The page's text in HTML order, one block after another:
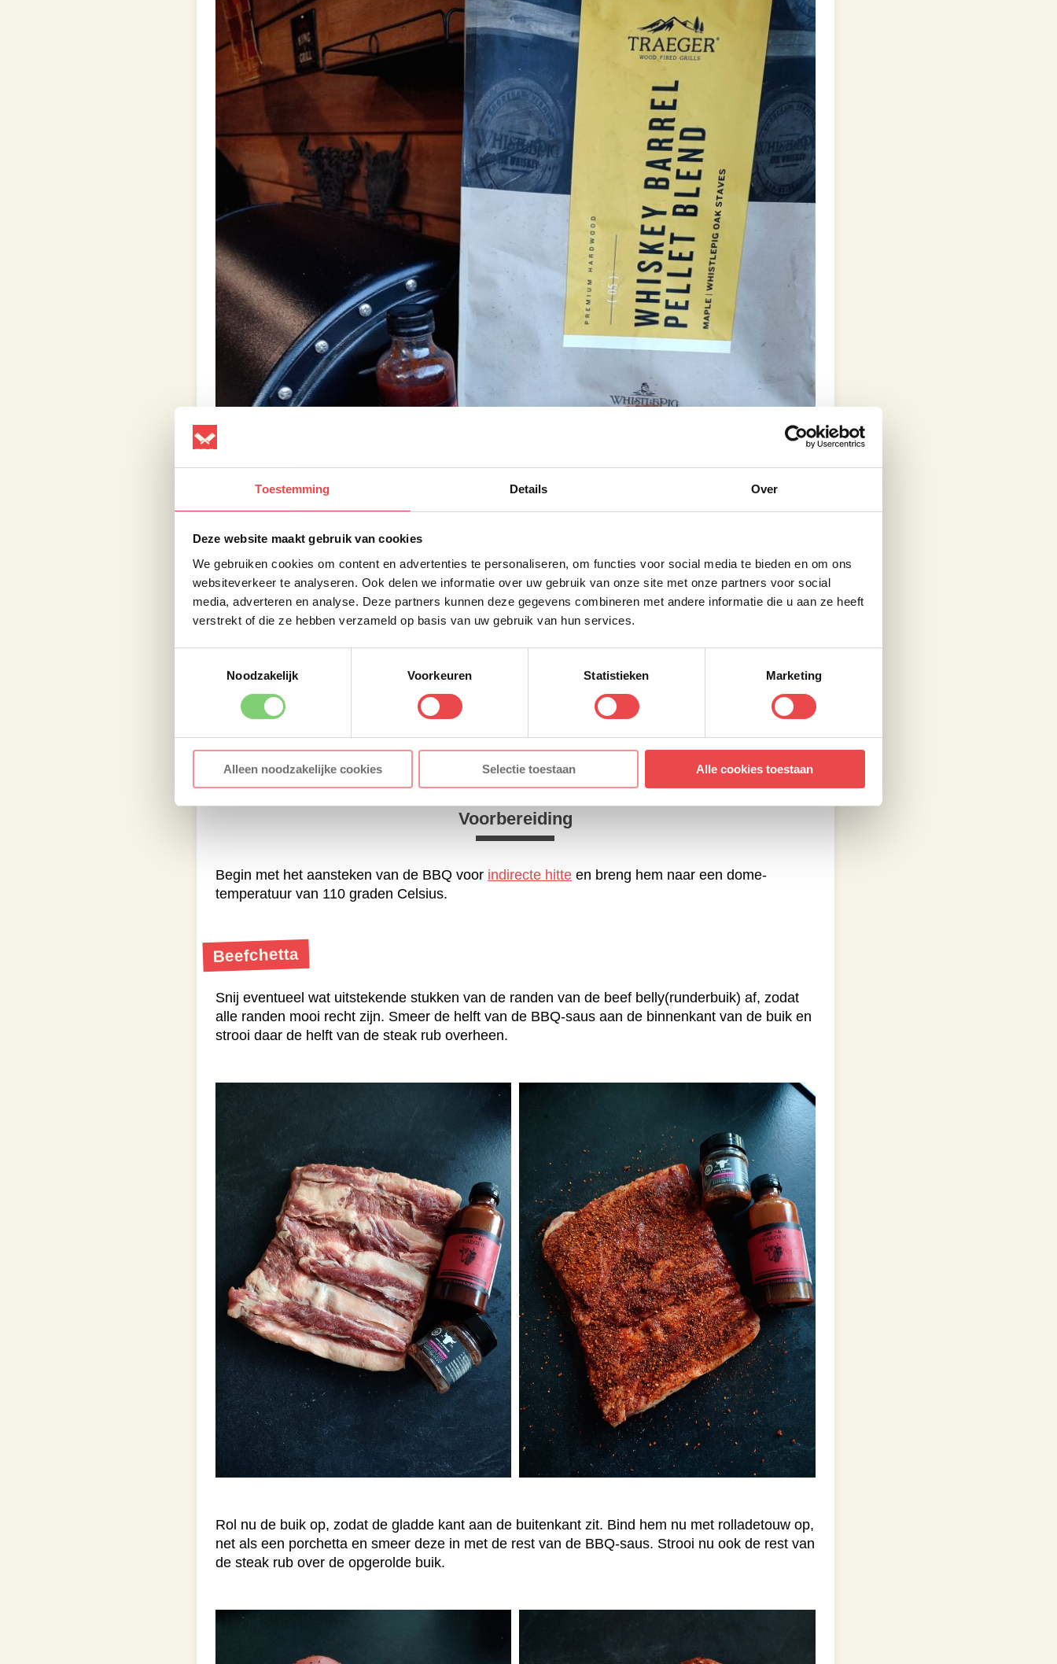
Toestemming Details Over
Deze website maakt gebruik van cookies
We gebruiken cookies om content en advertenties te personaliseren, om functies voor social media te bieden en om ons
websiteverkeer te analyseren. Ook delen we informatie over uw gebruik van onze site met onze partners voor social
media, adverteren en analyse. Deze partners kunnen deze gegevens combineren met andere informatie die u aan ze heeft
verstrekt of die ze hebben verzameld op basis van uw gebruik van hun services.
Noodzakelijk
Voorkeuren Statistieken Marketing
Alleen noodzakelijke cookies Selectie toestaan Alle cookies toestaan
Voorbereiding
Begin met het aansteken van de BBQ voor indirecte hitte en breng hem naar een dome-
temperatuur van 110 graden Celsius.
Beefchetta
Snij eventueel wat uitstekende stukken van de randen van de beef belly(runderbuik) af, zodat
alle randen mooi recht zijn. Smeer de helft van de BBQ-saus aan de binnenkant van de buik en
strooi daar de helft van de steak rub overheen.
Rol nu de buik op, zodat de gladde kant aan de buitenkant zit. Bind hem nu met rolladetouw op,
net als een porchetta en smeer deze in met de rest van de BBQ-saus. Strooi nu ook de rest van
de steak rub over de opgerolde buik.